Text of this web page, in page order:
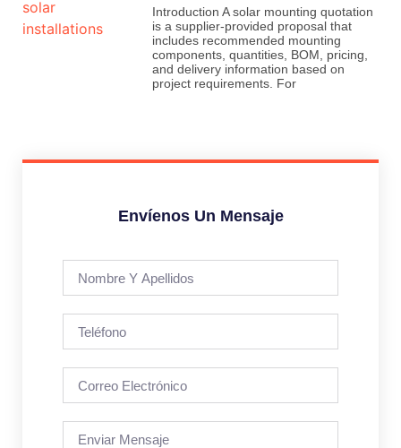
Introduction A solar mounting quotation
is a supplier-provided proposal that
includes recommended mounting
components, quantities, BOM, pricing,
and delivery information based on
project requirements. For
Envíenos Un Mensaje